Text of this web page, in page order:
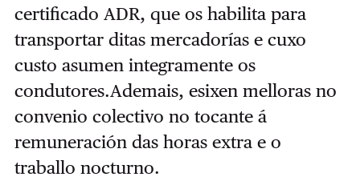
certificado ADR, que os habilita para
transportar ditas mercadorías e cuxo
custo asumen integramente os
condutores.Ademais, esixen melloras no
convenio colectivo no tocante á
remuneración das horas extra e o
traballo nocturno.